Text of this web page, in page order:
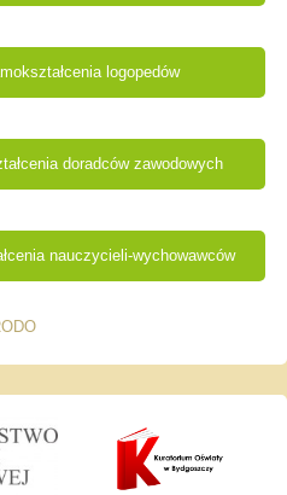
logopedów
doradców zawodowych
nauczycieli-wychowawców